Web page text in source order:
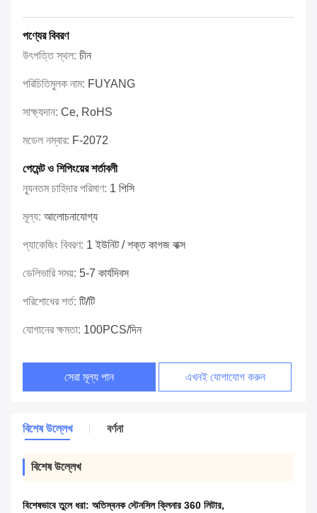
পণ্যের বিবরণ
উৎপত্তি স্থল: চীন
পরিচিতিমুলক নাম: FUYANG
সাক্ষ্যদান: Ce, RoHS
মডেল নম্বার: F-2072
পেমেন্ট ও শিপিংয়ের শর্তাবলী
ন্যূনতম চাহিদার পরিমাণ: 1 পিসি
মূল্য: আলোচনাযোগ্য
প্যাকেজিং বিবরণ: 1 ইউনিট / শক্ত কাগজ বাক্স
ডেলিভারি সময়: 5-7 কার্যদিবস
পরিশোধের শর্ত: টি/টি
যোগানের ক্ষমতা: 100PCS/দিন
সেরা মূল্য পান এখনই যোগাযোগ করুন
বিশেষ উল্লেখ বর্ণনা
বিশেষ উল্লেখ
বিশেষভাবে তুলে ধরা: অতিস্বনক স্টেনসিল ক্লিনার 360 লিটার,